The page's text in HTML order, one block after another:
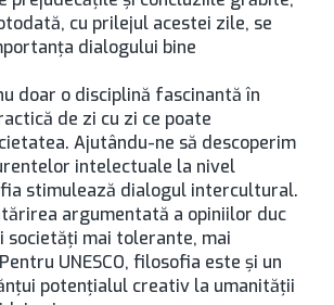
cu prilejul acestei zile, se
dialogului bine
doar o disciplină fascinantă în
de zi cu zi ce poate
Ajutându-ne să descoperim
intelectuale la nivel
stimulează dialogul intercultural.
argumentată a opiniilor duc
societăţi mai tolerante, mai
UNESCO, filosofia este şi un
potenţialul creativ la umanităţii